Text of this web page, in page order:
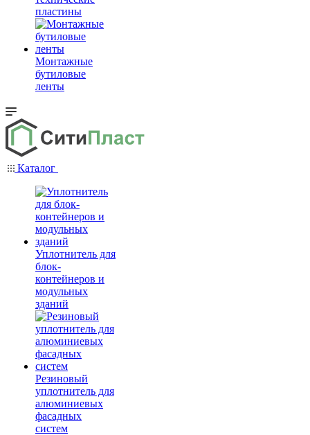
пластины
Монтажные
бутиловые
ленты
Каталог
Уплотнитель для
блок-
контейнеров и
модульных
зданий
Резиновый
уплотнитель для
алюминиевых
фасадных
систем